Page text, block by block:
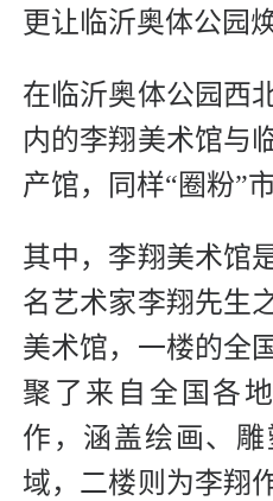
更让临沂奥体公园
在临沂奥体公园西
内的李翔美术馆与
产馆，同样“圈粉”市
其中，李翔美术馆
名艺术家李翔先生
美术馆，一楼的全
聚了来自全国各
作，涵盖绘画、
域，二楼则为李翔